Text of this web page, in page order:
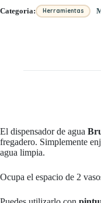
Categoria: Herramientas
El dispensador de agua
fregadero. Simplemente
agua limpia.
Ocupa el espacio de 2